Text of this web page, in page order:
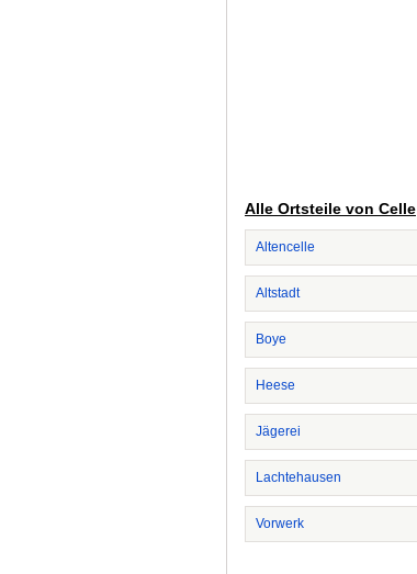
Alle Ortsteile von Celle
Altencelle
Altstadt
Boye
Heese
Jägerei
Lachtehausen
Vorwerk